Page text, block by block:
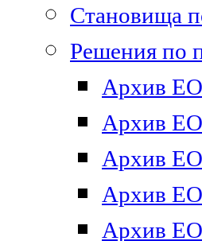
Становища
Решения по
Архив ЕО
Архив ЕО
Архив ЕО
Архив ЕО
Архив ЕО